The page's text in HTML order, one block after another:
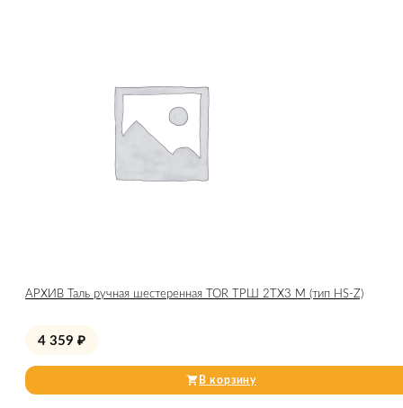
АРХИВ Таль ручная шестеренная TOR ТРШ 2ТХ3 М (тип HS-Z)
4 359 ₽
В корзину